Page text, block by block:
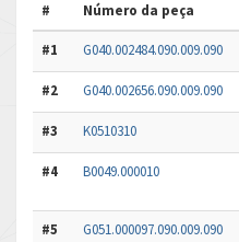
# Número da peça
#1 G040.002484.090.009.090
#2 G040.002656.090.009.090
#3 K0510310
#4 B0049.000010
#5 G051.000097.090.009.090